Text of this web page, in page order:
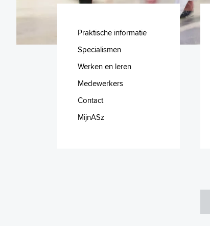
Praktische informatie
Specialismen
Werken en leren
Medewerkers
Contact
MijnASz